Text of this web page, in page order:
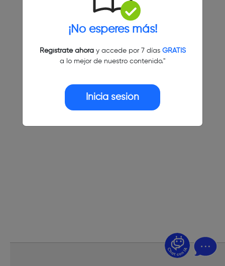
¡No esperes más!
Regístrate ahoray accede por 7 días GRATIS
a lo mejor de nuestro contenido."
Inicia sesión